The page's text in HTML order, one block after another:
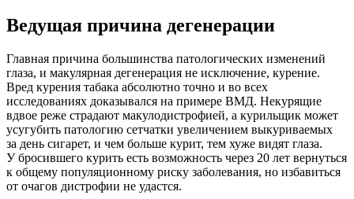
Ведущая причина дегенерации
Главная причина большинства патологических изменений
глаза, и макулярная дегенерация не исключение, курение.
Вред курения табака абсолютно точно и во всех
исследованиях доказывался на примере ВМД. Некурящие
вдвое реже страдают макулодистрофией, а курильщик может
усугубить патологию сетчатки увеличением выкуриваемых
за день сигарет, и чем больше курит, тем хуже видят глаза.
У бросившего курить есть возможность через 20 лет вернуться
к общему популяционному риску заболевания, но избавиться
от очагов дистрофии не удастся.